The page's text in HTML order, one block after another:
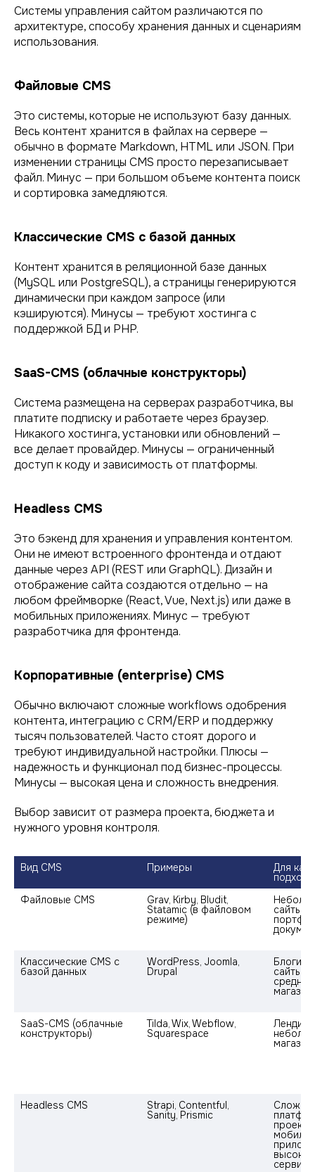
Системы управления сайтом различаются по
архитектуре, способу хранения данных и сценариям
использования.
Файловые CMS
Это системы, которые не используют базу данных.
Весь контент хранится в файлах на сервере —
обычно в формате Markdown, HTML или JSON. При
изменении страницы CMS просто перезаписывает
файл. Минус — при большом объеме контента поиск
и сортировка замедляются.
Классические CMS с базой данных
Контент хранится в реляционной базе данных
(MySQL или PostgreSQL), а страницы генерируются
динамически при каждом запросе (или
кэшируются). Минусы — требуют хостинга с
поддержкой БД и PHP.
SaaS-CMS (облачные конструкторы)
Система размещена на серверах разработчика, вы
платите подписку и работаете через браузер.
Никакого хостинга, установки или обновлений —
все делает провайдер. Минусы — ограниченный
доступ к коду и зависимость от платформы.
Headless CMS
Это бэкенд для хранения и управления контентом.
Они не имеют встроенного фронтенда и отдают
данные через API (REST или GraphQL). Дизайн и
отображение сайта создаются отдельно — на
любом фреймворке (React, Vue, Next.js) или даже в
мобильных приложениях. Минус — требуют
разработчика для фронтенда.
Корпоративные (enterprise) CMS
Обычно включают сложные workflows одобрения
контента, интеграцию с CRM/ERP и поддержку
тысяч пользователей. Часто стоят дорого и
требуют индивидуальной настройки. Плюсы —
надежность и функционал под бизнес-процессы.
Минусы — высокая цена и сложность внедрения.
Выбор зависит от размера проекта, бюджета и
нужного уровня контроля.
Вид CMS Примеры Для
Файловые CMS
Grav, Kirby, Bludit,
Statamic (в файловом
режиме)
сайты,
Классические CMS с
базой данных
WordPress, Joomla,
Drupal
Блоги,
сайты,
SaaS-CMS (облачные
конструкторы)
Tilda, Wix, Webflow,
Squarespace
Headless CMS Strapi, Contentful,
Sanity, Prismic
сервисы